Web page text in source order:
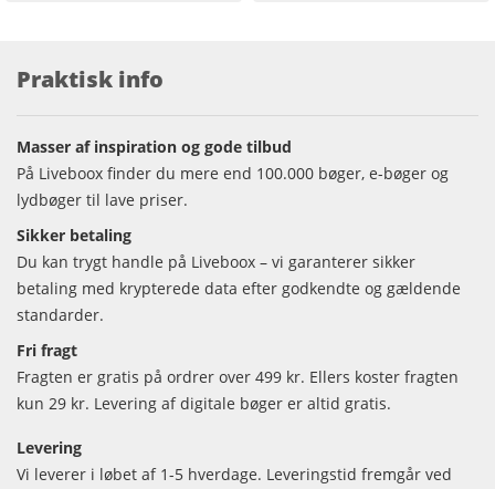
Praktisk info
Masser af inspiration og gode tilbud
På Liveboox finder du mere end 100.000 bøger, e-bøger og
lydbøger til lave priser.
Sikker betaling
Du kan trygt handle på Liveboox – vi garanterer sikker
betaling med krypterede data efter godkendte og gældende
standarder.
Fri fragt
Fragten er gratis på ordrer over 499 kr. Ellers koster fragten
kun 29 kr. Levering af digitale bøger er altid gratis.
Levering
Vi leverer i løbet af 1-5 hverdage. Leveringstid fremgår ved